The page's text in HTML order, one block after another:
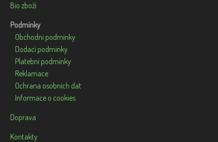
Bio zboží
Podmínky
Obchodní podmínky
Dodací podmínky
Platební podmínky
Reklamace
Ochrana osobních dat
Informace o cookies
Doprava
Kontakty